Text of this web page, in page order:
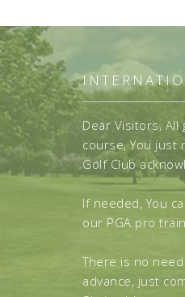
Dear Visitors, All
course, You just
Golf Club
If needed, You
our PGA pro
There is no
advance, just